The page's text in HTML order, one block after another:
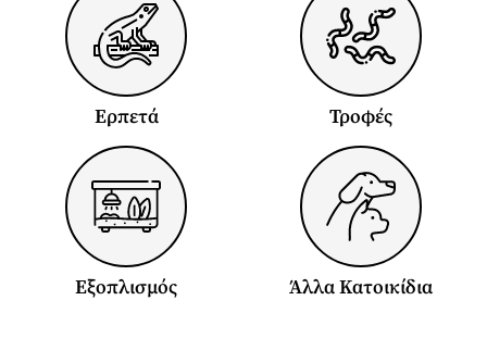
Ερπετά Τροφές
Εξοπλισμός Άλλα Κατοικίδια